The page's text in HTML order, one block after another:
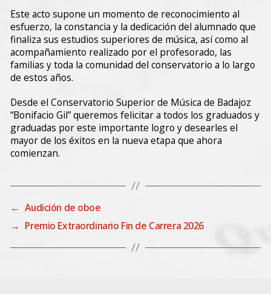
Este acto supone un momento de reconocimiento al
esfuerzo, la constancia y la dedicación del alumnado que
finaliza sus estudios superiores de música, así como al
acompañamiento realizado por el profesorado, las
familias y toda la comunidad del conservatorio a lo largo
de estos años.
Desde el Conservatorio Superior de Música de Badajoz
“Bonifacio Gil” queremos felicitar a todos los graduados y
graduadas por este importante logro y desearles el
mayor de los éxitos en la nueva etapa que ahora
comienzan.
← Audición de oboe
→ Premio Extraordinario Fin de Carrera 2026